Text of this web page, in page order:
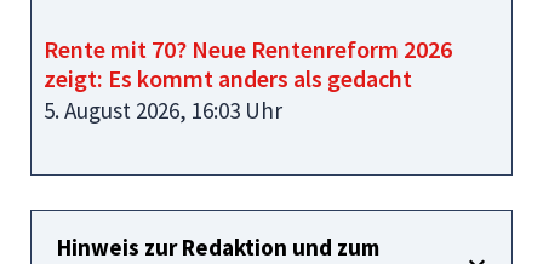
Rente mit 70? Neue Rentenreform 2026
zeigt: Es kommt anders als gedacht
5. August 2026, 16:03 Uhr
Hinweis zur Redaktion und zum